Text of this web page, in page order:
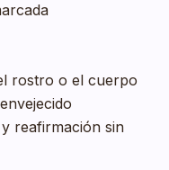
rostro o el cuerpo
reafirmación sin